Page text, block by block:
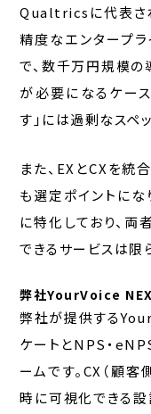
Qualtricsに代表さ
精度なエンタープラ
で、数千万円規模の
が必要になるケー
す」には過剰なスペ
また、EXとCXを統
も選定ポイントにな
に特化しており、両
できるサービスは限
弊社YourVoice
弊社が提供する
ケートとNPS・
ームです。CX（顧
時に可視化できる設